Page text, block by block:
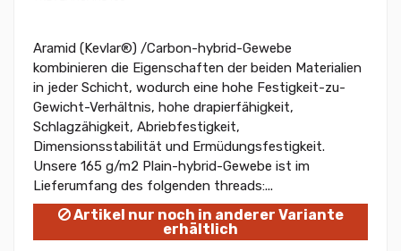
Aramid (Kevlar®) /Carbon-hybrid-Gewebe
kombinieren die Eigenschaften der beiden Materialien
in jeder Schicht, wodurch eine hohe Festigkeit-zu-
Gewicht-Verhältnis, hohe drapierfähigkeit,
Schlagzähigkeit, Abriebfestigkeit,
Dimensionsstabilität und Ermüdungsfestigkeit.
Unsere 165 g/m2 Plain-hybrid-Gewebe ist im
Lieferumfang des folgenden threads:...
Artikel nur noch in anderer Variante
erhältlich